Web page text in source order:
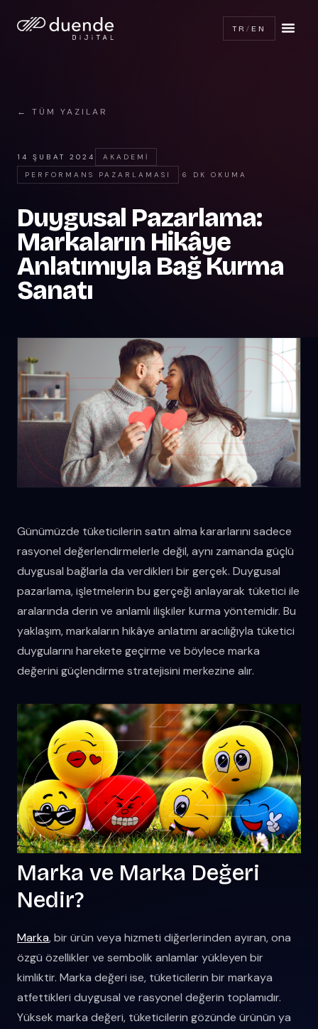
TR / EN
← TÜM YAZILAR
14 ŞUBAT 2024
AKADEMI
PERFORMANS PAZARLAMASI
· 6 DK OKUMA
Duygusal Pazarlama:
Markaların Hikâye
Anlatımıyla Bağ Kurma
Sanatı
Günümüzde tüketicilerin satın alma kararlarını sadece
rasyonel değerlendirmelerle değil, aynı zamanda güçlü
duygusal bağlarla da verdikleri bir gerçek. Duygusal
pazarlama, işletmelerin bu gerçeği anlayarak tüketici ile
aralarında derin ve anlamlı ilişkiler kurma yöntemidir. Bu
yaklaşım, markaların hikâye anlatımı aracılığıyla tüketici
duygularını harekete geçirme ve böylece marka
değerini güçlendirme stratejisini merkezine alır.
Marka ve Marka Değeri
Nedir?
Marka, bir ürün veya hizmeti diğerlerinden ayıran, ona
özgü özellikler ve sembolik anlamlar yükleyen bir
kimliktir. Marka değeri ise, tüketicilerin bir markaya
atfettikleri duygusal ve rasyonel değerin toplamıdır.
Yüksek marka değeri, tüketicilerin gözünde ürünün ya